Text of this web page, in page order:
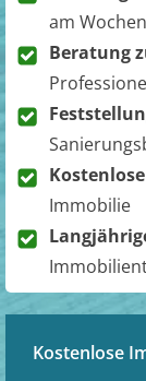
am
Beratung
Immobilie
Kostenlose